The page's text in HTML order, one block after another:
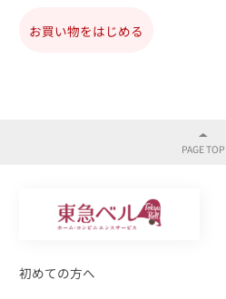
お買い物をはじめる
初めての方へ